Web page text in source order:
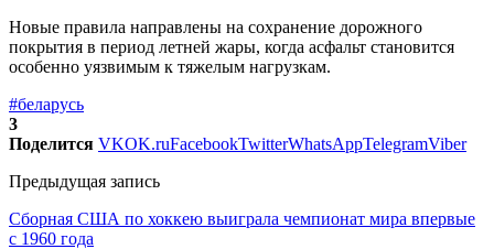
Новые правила направлены на сохранение дорожного
покрытия в период летней жары, когда асфальт становится
особенно уязвимым к тяжелым нагрузкам.
#беларусь
3
Поделится VKOK.ruFacebookTwitterWhatsAppTelegramViber
Предыдущая запись
Сборная США по хоккею выиграла чемпионат мира впервые
с 1960 года